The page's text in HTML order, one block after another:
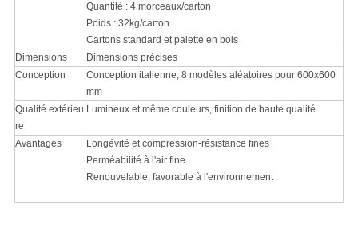
Quantité : 4 morceaux/carton
Poids : 32kg/carton
Cartons standard et palette en bois
Dimensions
Dimensions précises
Conception
Conception italienne, 8 modèles aléatoires pour 600x600
mm
Qualité extérieu
re
Lumineux et même couleurs, finition de haute qualité
Avantages
Longévité et compression-résistance fines
Perméabilité à l'air fine
Renouvelable, favorable à l'environnement